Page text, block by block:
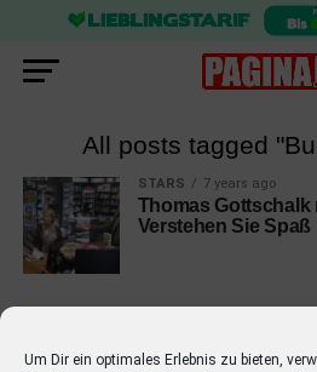
Um Dir ein optimales Erlebnis zu bieten,
All posts tagged
STARS 7 years ago
Thomas Gottschalk
Verstehen Sie Spaß